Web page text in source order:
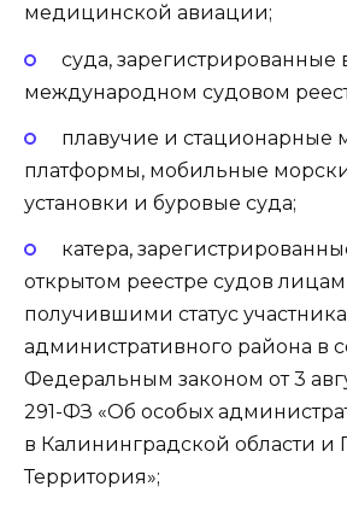
медицинской авиации;
суда, зарегистрированные
международном судовом
плавучие и стационарные
платформы, мобильные
установки и буровые суда;
катера,
открытом реестре судов
получившими статус
административного района в
Федеральным законом от 3
291-ФЗ «Об особых
в Калининградской области
Территория»;